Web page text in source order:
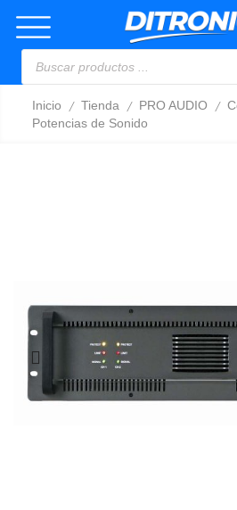
Inicio / Tienda / PRO AUDIO /
Potencias de Sonido